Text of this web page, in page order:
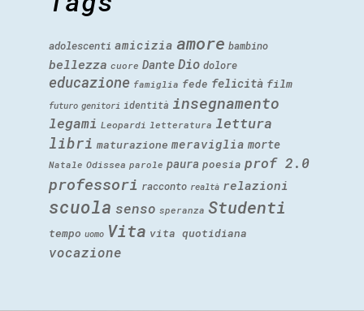
adolescenti amicizia amore bambino
bellezza cuore Dante Dio dolore
educazione famiglia fede felicità film
futuro genitori identità insegnamento
legami Leopardi letteratura lettura
libri maturazione meraviglia morte
Natale Odissea parole paura poesia prof 2.0
professori racconto realtà relazioni
scuola senso speranza Studenti
tempo uomo Vita vita quotidiana
vocazione